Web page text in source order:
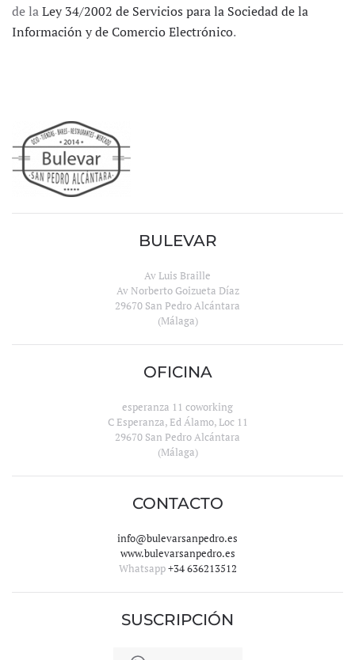
de laLey 34/2002 de Servicios para la Sociedad de la
Información y de Comercio Electrónico.
BULEVAR
Av Luis Braille
Av Norberto Goizueta Díaz
29670 San Pedro Alcántara
(Málaga)
OFICINA
esperanza 11 coworking
C Esperanza, Ed Álamo, Loc 11
29670 San Pedro Alcántara
(Málaga)
CONTACTO
info@bulevarsanpedro.es
www.bulevarsanpedro.es
Whatsapp+34 636213512
SUSCRIPCIÓN